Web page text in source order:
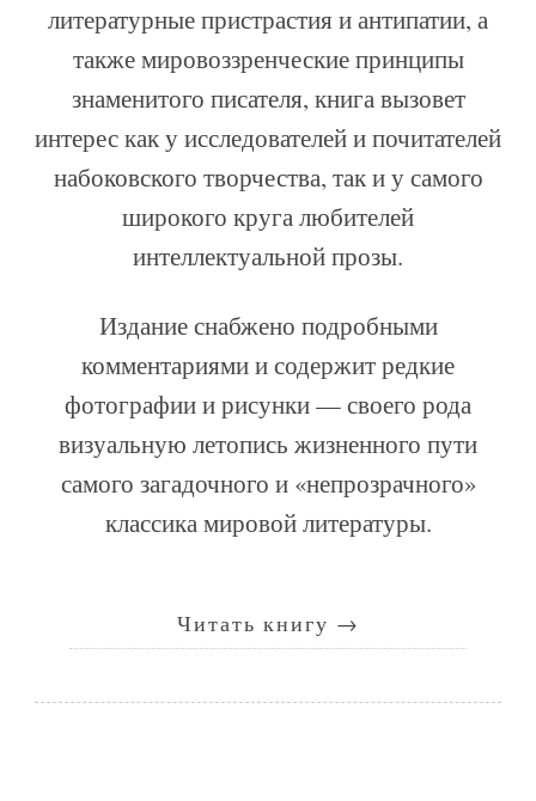
литературные пристрастия и антипатии, а
также мировоззренческие принципы
знаменитого писателя, книга вызовет
интерес как у исследователей и почитателей
набоковского творчества, так и у самого
широкого круга любителей
интеллектуальной прозы.
Издание снабжено подробными
комментариями и содержит редкие
фотографии и рисунки — своего рода
визуальную летопись жизненного пути
самого загадочного и «непрозрачного»
классика мировой литературы.
Читать книгу →